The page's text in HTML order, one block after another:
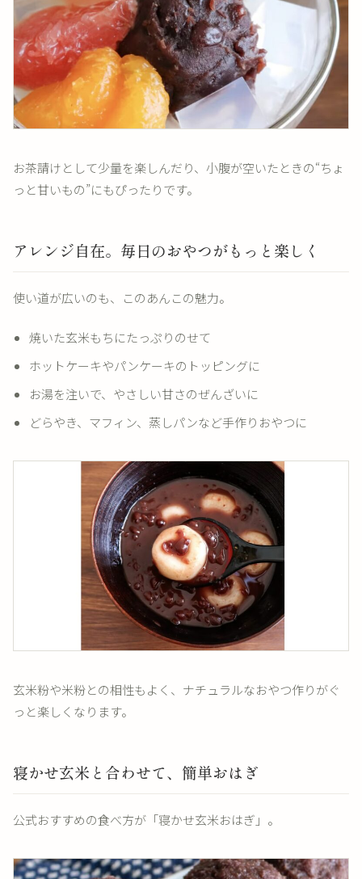
お茶請けとして少量を楽しんだり、小腹が空いたときの“ちょ
っと甘いもの”にもぴったりです。
アレンジ自在。毎日のおやつがもっと楽しく
使い道が広いのも、このあんこの魅力。
焼いた玄米もちにたっぷりのせて
ホットケーキやパンケーキのトッピングに
お湯を注いで、やさしい甘さのぜんざいに
どらやき、マフィン、蒸しパンなど手作りおやつに
玄米粉や米粉との相性もよく、ナチュラルなおやつ作りがぐ
っと楽しくなります。
寝かせ玄米と合わせて、簡単おはぎ
公式おすすめの食べ方が「寝かせ玄米おはぎ」。